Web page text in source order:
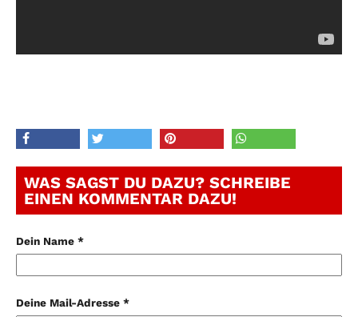
WAS SAGST DU DAZU? SCHREIBE
EINEN KOMMENTAR DAZU!
Dein Name *
Deine Mail-Adresse *